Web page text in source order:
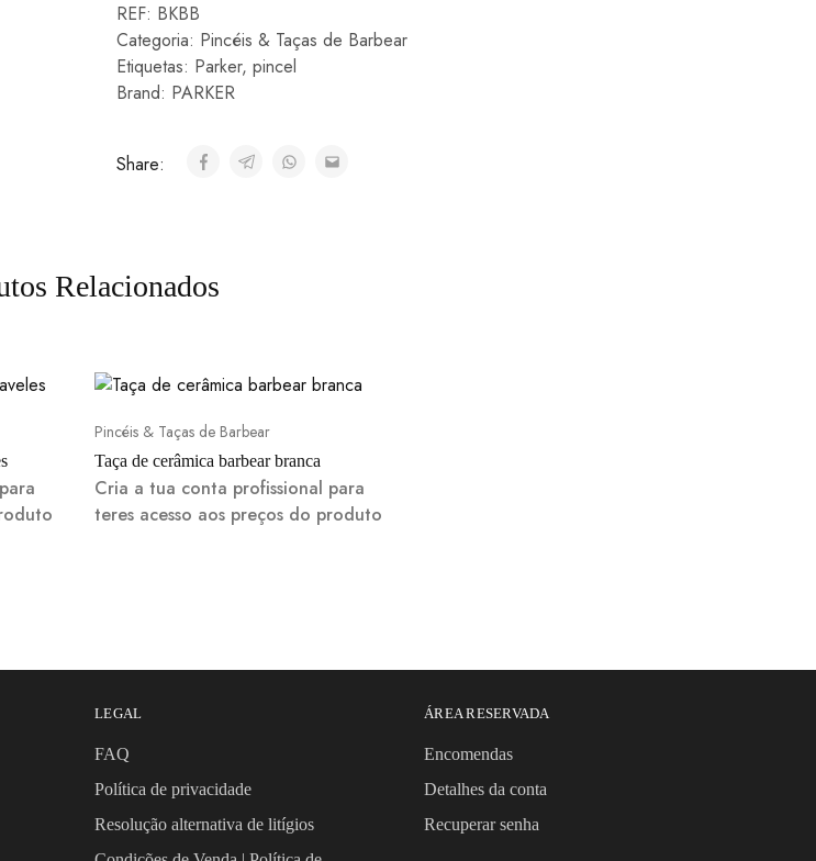
REF: BKBB
Categoria: Pincéis & Taças de Barbear
Etiquetas: Parker, pincel
Brand: PARKER
Share:
Relacionados
Pincéis & Taças de Barbear
Taça de cerâmica barbear branca
Cria a tua conta profissional para
teres acesso aos preços do produto
LEGAL
FAQ
Política de privacidade
Resolução alternativa de litígios
ÁREA RESERVADA
Encomendas
Detalhes da conta
Recuperar senha